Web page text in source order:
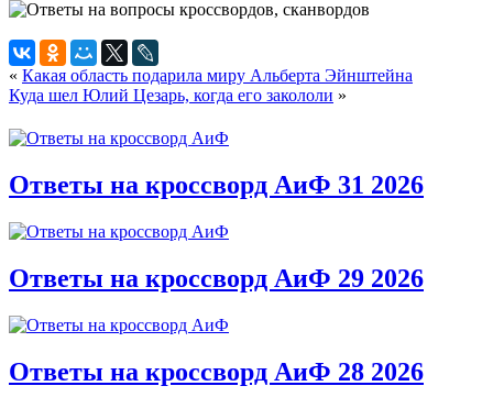
« Какая область подарила миру Альберта Эйнштейна
Куда шел Юлий Цезарь, когда его закололи »
Ответы на кроссворд АиФ 31 2026
Ответы на кроссворд АиФ 29 2026
Ответы на кроссворд АиФ 28 2026